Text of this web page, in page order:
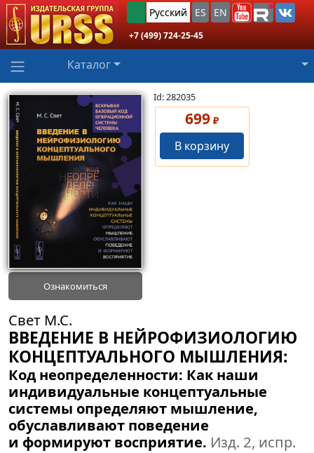
Русский ES EN
+7 (499) 724-25-45
Каталог
Ознакомиться
Id: 282035
699 ₽
В корзину
Свет М.С.
ВВЕДЕНИЕ В НЕЙРОФИЗИОЛОГИЮ
КОНЦЕПТУАЛЬНОГО МЫШЛЕНИЯ:
Код неопределенности: Как наши
индивидуальные концептуальные
системы определяют мышление,
обуславливают поведение
и формируют восприятие. Изд. 2, испр.